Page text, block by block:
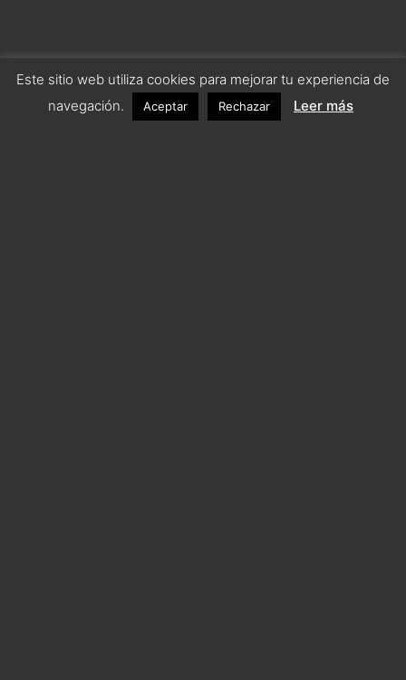
Este sitio web utiliza cookies para mejorar tu experiencia de
navegación.
Aceptar Rechazar Leer más